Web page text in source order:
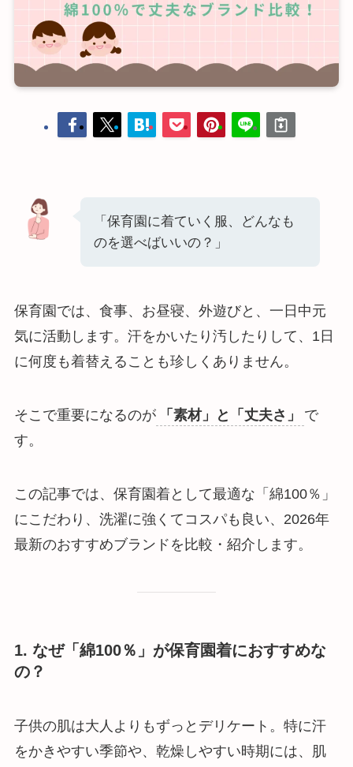
「保育園に着ていく服、どんなも
のを選べばいいの？」
保育園では、食事、お昼寝、外遊びと、一日中元
気に活動します。汗をかいたり汚したりして、1日
に何度も着替えることも珍しくありません。
そこで重要になるのが 「素材」と「丈夫さ」
で
す。
この記事では、保育園着として最適な「綿100％」
にこだわり、洗濯に強くてコスパも良い、2026年
最新のおすすめブランドを比較・紹介します。
1. なぜ「綿100％」が保育園着におすすめな
の？
子供の肌は大人よりもずっとデリケート。特に汗
をかきやすい季節や、乾燥しやすい時期には、肌